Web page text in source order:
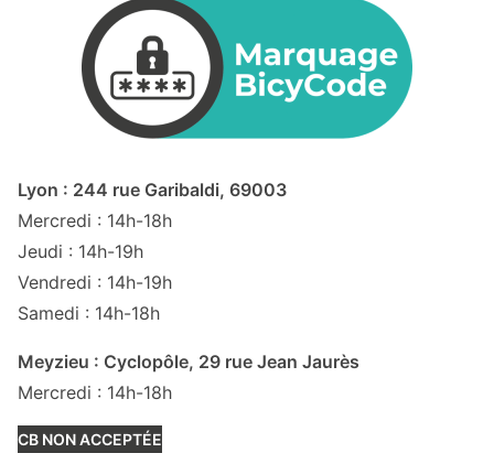
Lyon : 244 rue Garibaldi, 69003
Mercredi : 14h-18h
Jeudi : 14h-19h
Vendredi : 14h-19h
Samedi : 14h-18h
Meyzieu : Cyclopôle, 29 rue Jean Jaurès
Mercredi : 14h-18h
CB NON ACCEPTÉE